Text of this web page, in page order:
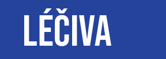
Léčiva